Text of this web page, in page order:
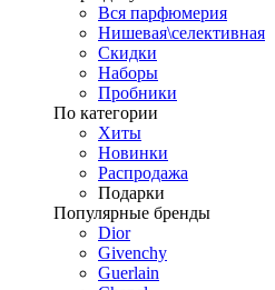
Вся парфюмерия
Нишевая\селективная
Скидки
Наборы
Пробники
По категории
Хиты
Новинки
Распродажа
Подарки
Популярные бренды
Dior
Givenchy
Guerlain